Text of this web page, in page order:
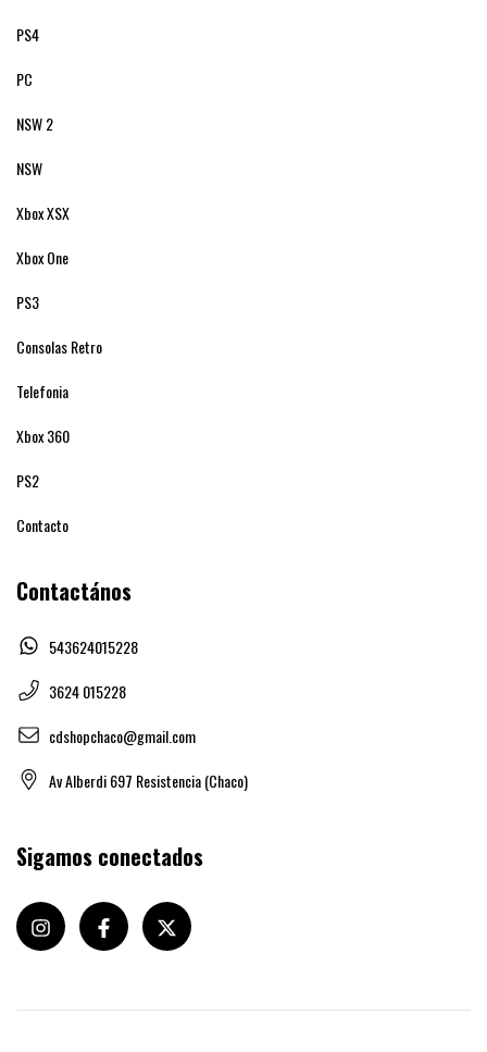
PS4
PC
NSW 2
NSW
Xbox XSX
Xbox One
PS3
Consolas Retro
Telefonia
Xbox 360
PS2
Contacto
Contactános
543624015228
3624 015228
cdshopchaco@gmail.com
Av Alberdi 697 Resistencia (Chaco)
Sigamos conectados